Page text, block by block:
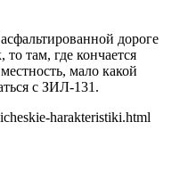
дороге
там, где кончается
мало какой
с ЗИЛ-131.
harakteristiki.html